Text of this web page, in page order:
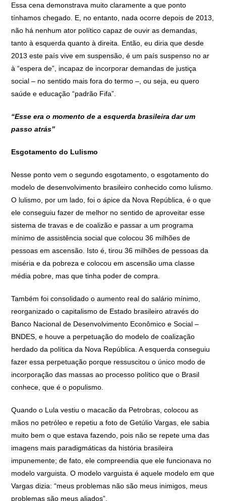
Essa cena demonstrava muito claramente a que ponto
tínhamos chegado. E, no entanto, nada ocorre depois de 2013,
não há nenhum ator político capaz de ouvir as demandas,
tanto à esquerda quanto à direita. Então, eu diria que desde
2013 este país vive em suspensão, é um país suspenso no ar
à “espera de”, incapaz de incorporar demandas de justiça
social – no sentido mais fora do termo –, ou seja, eu quero
saúde e educação “padrão Fifa”.
“Esse era o momento de a esquerda brasileira dar um
passo atrás”
Esgotamento do Lulismo
Nesse ponto vem o segundo esgotamento, o esgotamento do
modelo de desenvolvimento brasileiro conhecido como lulismo.
O lulismo, por um lado, foi o ápice da Nova República, é o que
ele conseguiu fazer de melhor no sentido de aproveitar esse
sistema de travas e de coalizão e passar a um programa
mínimo de assistência social que colocou 36 milhões de
pessoas em ascensão. Isto é, tirou 36 milhões de pessoas da
miséria e da pobreza e colocou em ascensão uma classe
média pobre, mas que tinha poder de compra.
Também foi consolidado o aumento real do salário mínimo,
reorganizado o capitalismo de Estado brasileiro através do
Banco Nacional de Desenvolvimento Econômico e Social –
BNDES, e houve a perpetuação do modelo de coalização
herdado da política da Nova República. A esquerda conseguiu
fazer essa perpetuação porque ressuscitou o único modo de
incorporação das massas ao processo político que o Brasil
conhece, que é o populismo.
Quando o Lula vestiu o macacão da Petrobras, colocou as
mãos no petróleo e repetiu a foto de Getúlio Vargas, ele sabia
muito bem o que estava fazendo, pois não se repete uma das
imagens mais paradigmáticas da história brasileira
impunemente; de fato, ele compreendia que ele funcionava no
modelo varguista. O modelo varguista é aquele modelo em que
Vargas dizia: “meus problemas não são meus inimigos, meus
problemas são meus aliados”.